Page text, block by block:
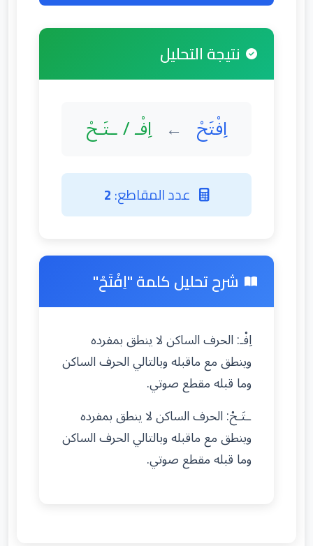
نتيجة التحليل
اِفْتَحْ ← اِفْـ / ـتَـحْ
عدد المقاطع:2
شرح تحليل كلمة "اِفْتَحْ"
اِفْـ: الحرف الساكن لا ينطق بمفرده
وينطق مع ماقبله وبالتالي الحرف الساكن
وما قبله مقطع صوتي.
ـتَـحْ: الحرف الساكن لا ينطق بمفرده
وينطق مع ماقبله وبالتالي الحرف الساكن
وما قبله مقطع صوتي.